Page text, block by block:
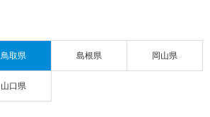
鳥取県 島根県 岡山県
山口県